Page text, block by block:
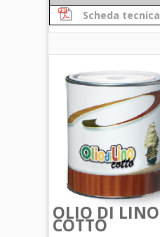
Scheda tecnica
OLIO DI LINO
COTTO